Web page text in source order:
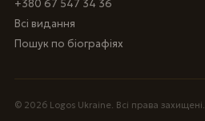
+380 67 547 34 36
Всі видання
Пошук по біографіях
© 2026 Logos Ukraine. Всі права захищені.